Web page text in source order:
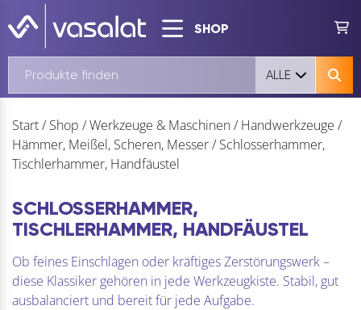
SHOP
ALLE
Start/ Shop /Werkzeuge & Maschinen/ Handwerkzeuge /
Hämmer, Meißel, Scheren, Messer/ Schlosserhammer,
Tischlerhammer, Handfäustel
SCHLOSSERHAMMER,
TISCHLERHAMMER, HANDFÄUSTEL
Ob feines Einschlagen oder kräftiges Zerstörungswerk –
diese Klassiker gehören in jede Werkzeugkiste. Stabil, gut
ausbalanciert und bereit für jede Aufgabe.